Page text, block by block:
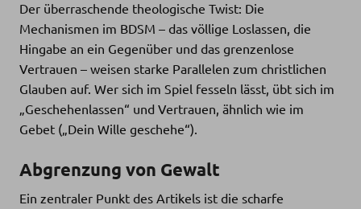
Der überraschende theologische Twist: Die
Mechanismen im BDSM – das völlige Loslassen, die
Hingabe an ein Gegenüber und das grenzenlose
Vertrauen – weisen starke Parallelen zum christlichen
Glauben auf. Wer sich im Spiel fesseln lässt, übt sich im
„Geschehenlassen“ und Vertrauen, ähnlich wie im
Gebet („Dein Wille geschehe“).
Abgrenzung von Gewalt
Ein zentraler Punkt des Artikels ist die scharfe